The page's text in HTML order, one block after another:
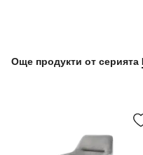
Още продукти от серията